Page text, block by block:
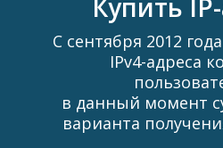
Купить
С сентября 2012
IPv4-адреса
в данный момент
варианта